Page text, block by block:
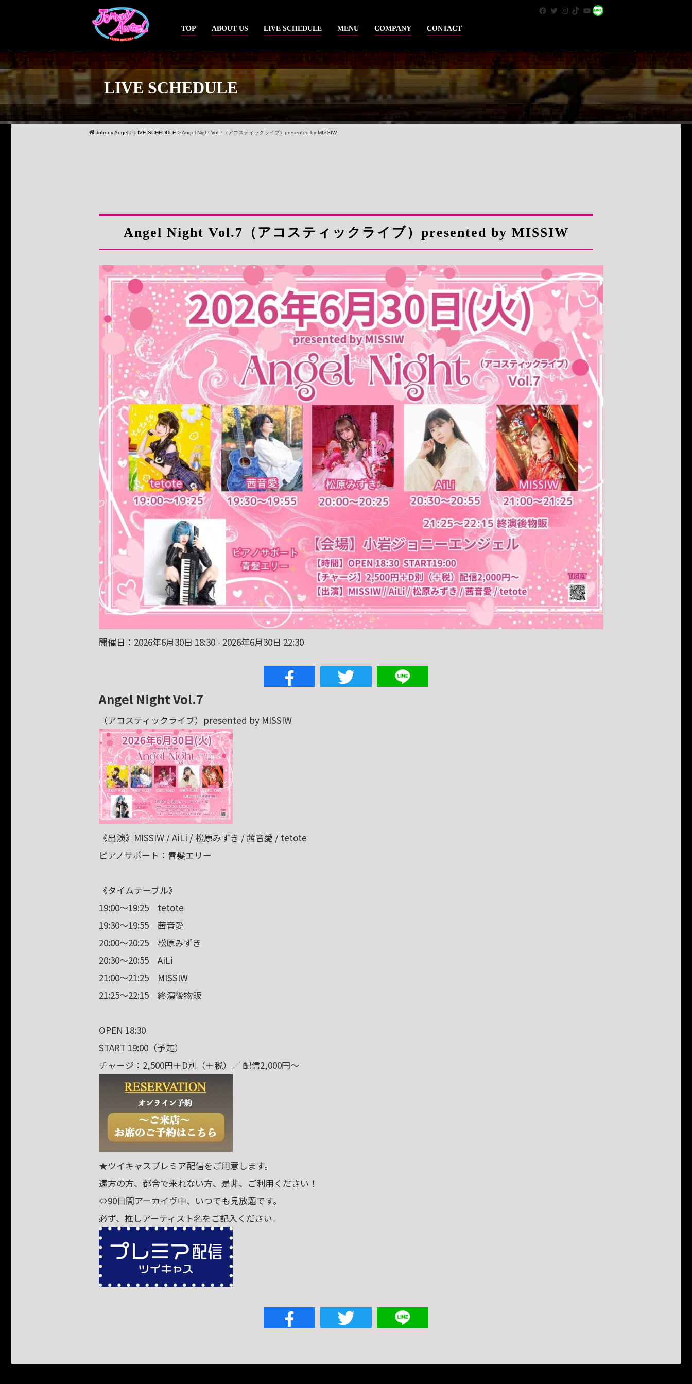
TOP ABOUT US LIVE SCHEDULE MENU COMPANY CONTACT
Facebook
Twitter
Instagram
TikTok
YouTube
WhatsApp
LIVE SCHEDULE
Johnny Angel > LIVE SCHEDULE >Angel Night Vol.7（アコスティックライブ）presented by MISSIW
Angel Night Vol.7（アコスティックライブ）presented by MISSIW
開催日：2026年6月30日 18:30 - 2026年6月30日 22:30
Angel Night Vol.7
（アコスティックライブ）presented by MISSIW
《出演》MISSIW / AiLi / 松原みずき / 茜音愛 / tetote
ピアノサポート：青髪エリー
《タイムテーブル》
19:00〜19:25 tetote
19:30〜19:55 茜音愛
20:00〜20:25 松原みずき
20:30〜20:55 AiLi
21:00〜21:25 MISSIW
21:25〜22:15 終演後物販
OPEN 18:30
START 19:00（予定）
チャージ：2,500円＋D別（＋税）／ 配信2,000円〜
★ツイキャスプレミア配信をご用意します。
遠方の方、都合で来れない方、是非、ご利用ください！
⇔90日間アーカイヴ中、いつでも見放題です。
必ず、推しアーティスト名をご記入ください。